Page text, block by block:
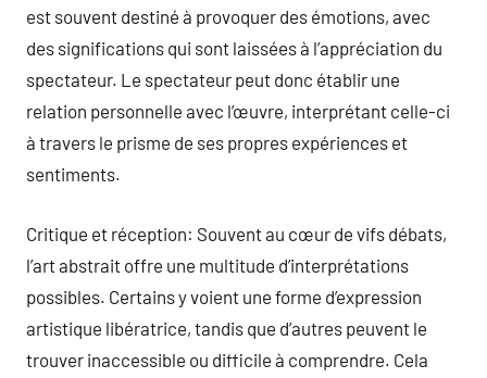
est souvent destiné à provoquer des émotions, avec
des significations qui sont laissées à l’appréciation du
spectateur. Le spectateur peut donc établir une
relation personnelle avec l’œuvre, interprétant celle-ci
à travers le prisme de ses propres expériences et
sentiments.
Critique et réception: Souvent au cœur de vifs débats,
l’art abstrait offre une multitude d’interprétations
possibles. Certains y voient une forme d’expression
artistique libératrice, tandis que d’autres peuvent le
trouver inaccessible ou difficile à comprendre. Cela